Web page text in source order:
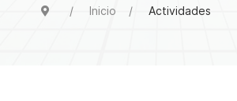
Inicio Actividades